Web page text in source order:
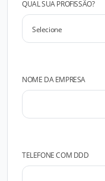
QUAL SUA PROFISSÃO?
NOME DA EMPRESA
TELEFONE COM DDD